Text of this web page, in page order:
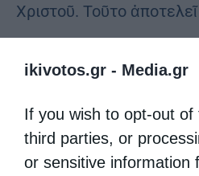
ikivotos.gr - Media.gr
If you wish to opt-out
third parties, or
or sensitive information
Χριστοῦ. Τοῦτο